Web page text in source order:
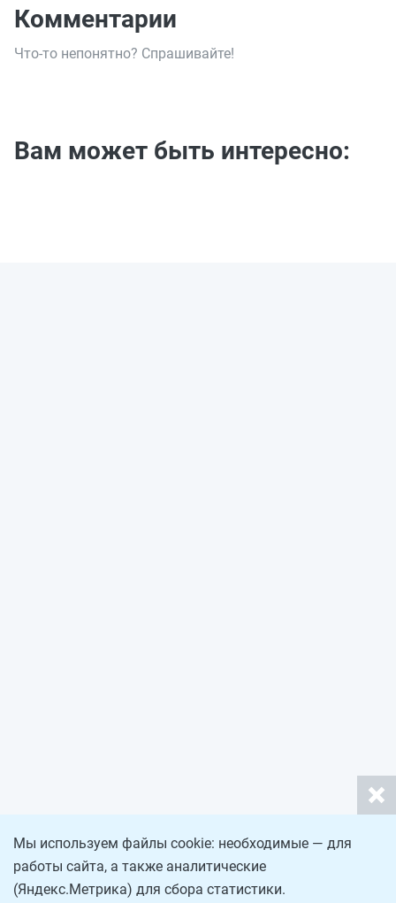
Комментарии
Что-то непонятно? Спрашивайте!
Вам может быть интересно:
Мы используем файлы cookie: необходимые — для
работы сайта, а также аналитические
(Яндекс.Метрика) для сбора статистики.